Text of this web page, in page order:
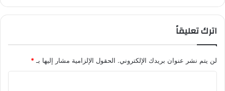
اترك تعليقاً
لن يتم نشر عنوان بريدك الإلكتروني. الحقول الإلزامية مشار إليها بـ *